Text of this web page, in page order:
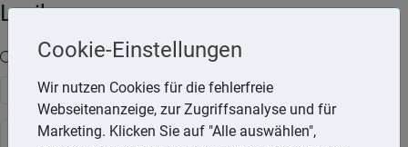
Lexika
Volltext-Suche in den Lexika
Suchen
Steuerlexikon
Cookie-Einstellungen
Wir nutzen Cookies für die fehlerfreie
Webseitenanzeige, zur Zugriffsanalyse und für
Marketing. Klicken Sie auf "Alle auswählen",